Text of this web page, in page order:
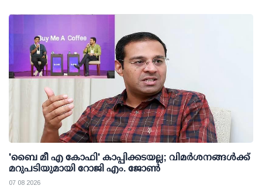
'ബൈ മീ എ കോഫി' കാപ്പിക്കടയല്ല; വിമര്‍ശനങ്ങള്‍ക്ക്
മറുപടിയുമായി റോജി എം. ജോണ്‍
07 08 2026